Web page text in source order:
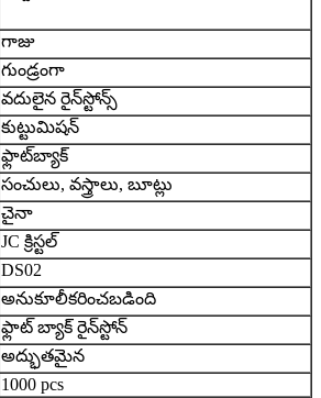
గాజు
గుండ్రంగా
వదులైన రైన్‌స్టోన్స్
కుట్టుమిషన్
ఫ్లాట్‌బ్యాక్
సంచులు, వస్త్రాలు, బూట్లు
చైనా
JC క్రిస్టల్
DS02
అనుకూలీకరించబడింది
ఫ్లాట్ బ్యాక్ రైన్‌స్టోన్
అద్భుతమైన
1000 pcs